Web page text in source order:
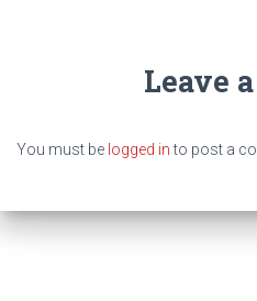
Leave
You must be logged into post a